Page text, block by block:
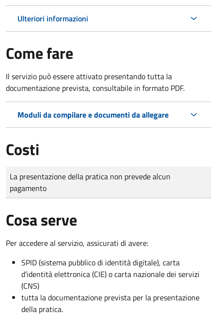
Ulteriori informazioni
Come fare
Il servizio può essere attivato presentando tutta la
documentazione prevista, consultabile in formato PDF.
Moduli da compilare e documenti da allegare
Costi
Tipo di pagamento
Importo
La presentazione della pratica non prevede alcun
pagamento
Cosa serve
Per accedere al servizio, assicurati di avere:
SPID (sistema pubblico di identità digitale), carta
d’identità elettronica (CIE) o carta nazionale dei servizi
(CNS)
tutta la documentazione prevista per la presentazione
della pratica.